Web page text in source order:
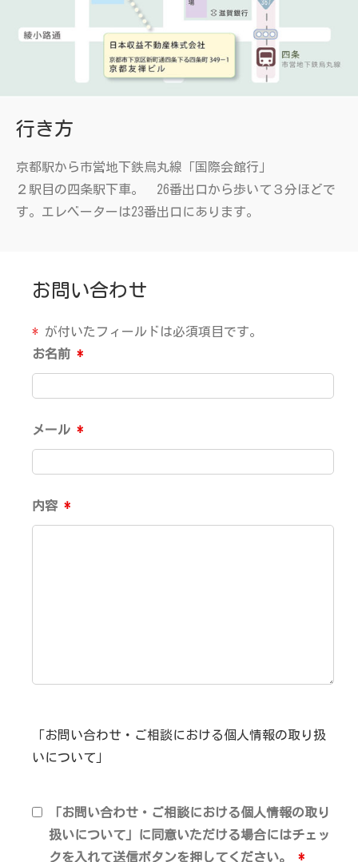
行き方
京都駅から市営地下鉄烏丸線「国際会館行」
２駅目の四条駅下車。 26番出口から歩いて３分ほどで
す。エレベーターは23番出口にあります。
お問い合わせ
* が付いたフィールドは必須項目です。
お名前 *
メール *
内容 *
「お問い合わせ・ご相談における個人情報の取り扱
いについて」
「お問い合わせ・ご相談における個人情報の取り
扱いについて」に同意いただける場合にはチェッ
クを入れて送信ボタンを押してください。 *